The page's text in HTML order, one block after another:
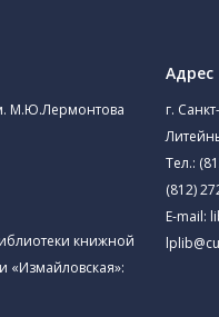
М.Ю.Лермонтова
книжной
«Измайловская»:
Адрес
г.
Тел.:
(812)
E-mail: